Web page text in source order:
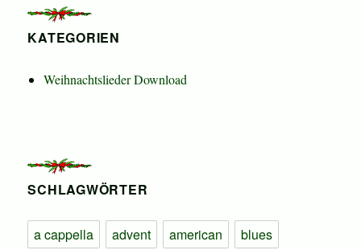
KATEGORIEN
Weihnachtslieder Download
SCHLAGWÖRTER
a cappella advent american
blues